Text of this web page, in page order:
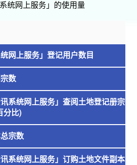
统网上服务 」的使用量
网上服务」登记用户数目
数
系统网上服务」查阅土地登记册宗数
分比)
宗数
系统网上服务」订购土地文件副本宗